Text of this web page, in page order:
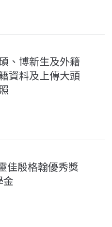
、博新生及外籍
資料及上傳大頭
照
佳殷格翰優秀獎
金